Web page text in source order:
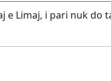
Limaj, i pari nuk do